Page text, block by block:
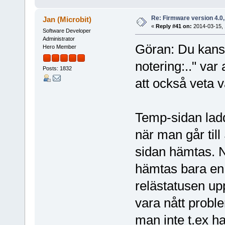
Jan (Microbit)
Software Developer
Administrator
Hero Member
Posts: 1832
Re: Firmware version
« Reply #41 on: 2014-03-15,
Göran: Du
notering:.." var
att också veta
Temp-sidan
när man går
sidan hämtas.
hämtas bara
relästatusen
vara nått
man inte t.ex